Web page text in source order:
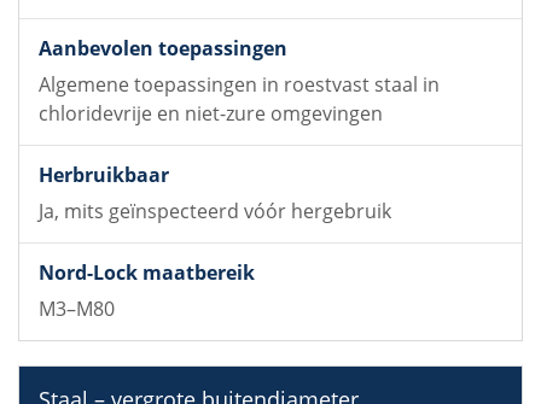
Algemene toepassingen in roestvast staal in
chloridevrije en niet-zure omgevingen
Ja, mits geïnspecteerd vóór hergebruik
M3–M80